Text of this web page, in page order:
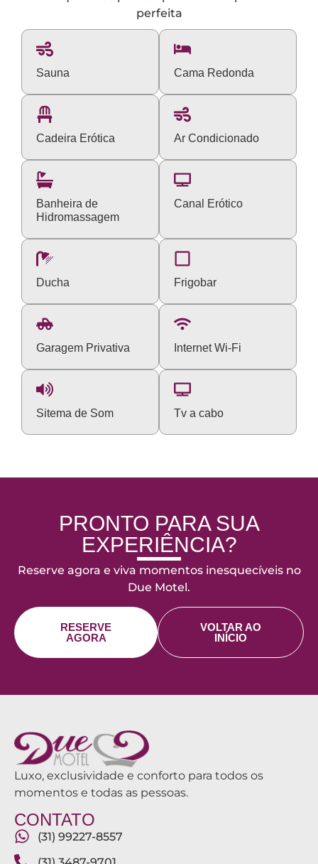
perfeita
Sauna Cama Redonda
Cadeira Erótica Ar Condicionado
Banheira de
Hidromassagem
Canal Erótico
Ducha Frigobar
Garagem Privativa Internet Wi-Fi
Sitema de Som Tv a cabo
PRONTO PARA SUA
EXPERIÊNCIA?
Reserve agora e viva momentos inesquecíveis no
Due Motel.
VOLTAR AO
INÍCIO
RESERVE
AGORA
Luxo, exclusividade e conforto para todos os
momentos e todas as pessoas.
CONTATO
(31) 99227-8557